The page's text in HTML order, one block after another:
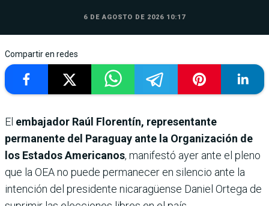
6 DE AGOSTO DE 2026 10:17
Compartir en redes
El embajador Raúl Florentín, representante
permanente del Paraguay ante la Organización de
los Estados Americanos, manifestó ayer ante el pleno
que la OEA no puede permanecer en silencio ante la
intención del presidente nicaragüense Daniel Ortega de